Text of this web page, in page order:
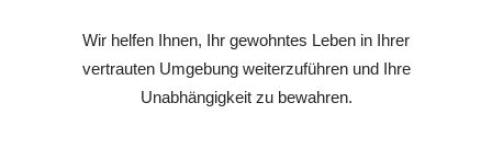
Wir helfen Ihnen, Ihr gewohntes Leben in Ihrer
vertrauten Umgebung weiterzuführen und Ihre
Unabhängigkeit zu bewahren.